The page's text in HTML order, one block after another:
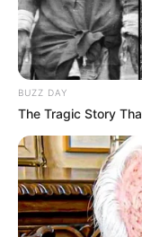
BUZZ DAY
The Tragic Story